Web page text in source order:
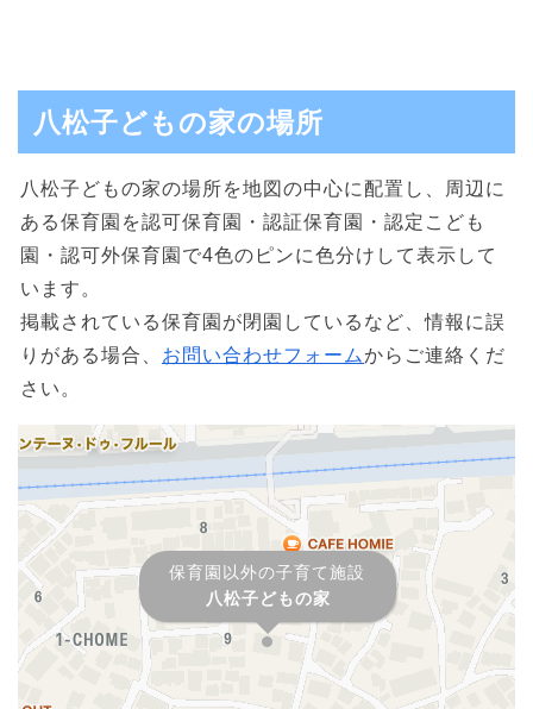
八松子どもの家の場所
八松子どもの家の場所を地図の中心に配置し、周辺に
ある保育園を認可保育園・認証保育園・認定こども
園・認可外保育園で4色のピンに色分けして表示して
います。
掲載されている保育園が閉園しているなど、情報に誤
りがある場合、 お問い合わせフォームからご連絡くだ
さい。
保育園以外の子育て施設
八松子どもの家